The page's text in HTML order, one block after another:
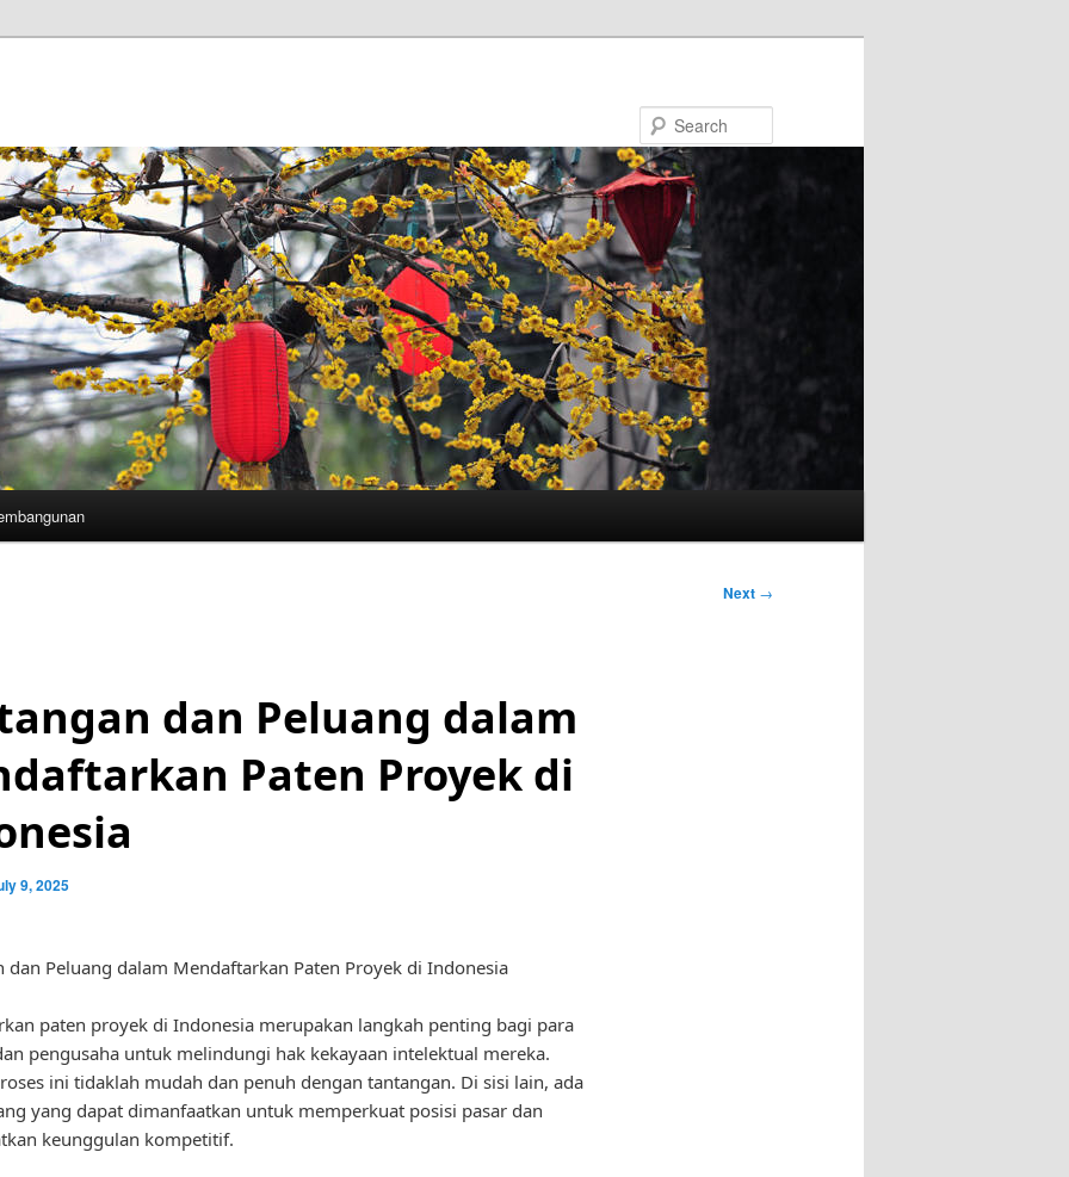
Next →
dan Peluang dalam
Paten Proyek di
9, 2025
dan Peluang dalam Mendaftarkan Paten Proyek di Indonesia
paten proyek di Indonesia merupakan langkah penting bagi para
pengusaha untuk melindungi hak kekayaan intelektual mereka.
ini tidaklah mudah dan penuh dengan tantangan. Di sisi lain, ada
yang dapat dimanfaatkan untuk memperkuat posisi pasar dan
keunggulan kompetitif.